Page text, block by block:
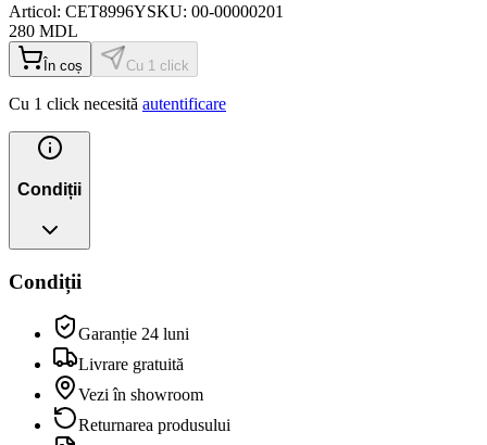
Articol: CET8996YSKU: 00-00000201
280 MDL
În coș Cu 1 click
Cu 1 click necesită autentificare
Condiții
Condiții
Garanție 24 luni
Livrare gratuită
Vezi în showroom
Returnarea produsului